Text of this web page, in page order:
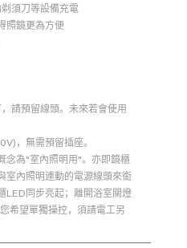
須刀等設備充電
照鏡更為方便
請預留線頭。未來若會使用
，無需預留插座。
念為"室內照明用"。亦即鏡櫃
室內照明連動的電源線頭來銜
LED同步亮起；離開浴室關燈
希望單獨操控，須請電工另